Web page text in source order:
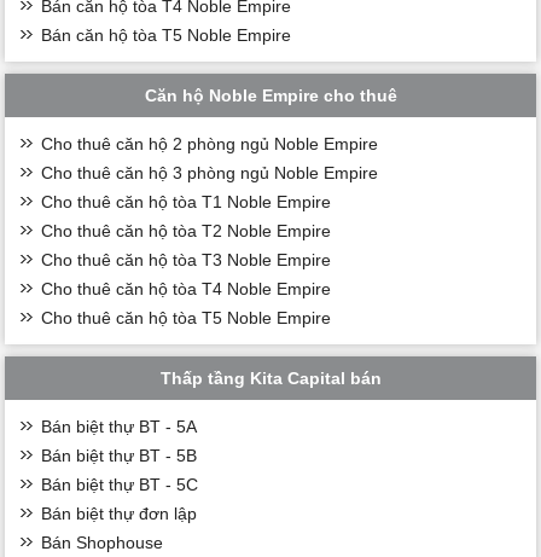
Bán căn hộ tòa T4 Noble Empire
Bán căn hộ tòa T5 Noble Empire
Căn hộ Noble Empire cho thuê
Cho thuê căn hộ 2 phòng ngủ Noble Empire
Cho thuê căn hộ 3 phòng ngủ Noble Empire
Cho thuê căn hộ tòa T1 Noble Empire
Cho thuê căn hộ tòa T2 Noble Empire
Cho thuê căn hộ tòa T3 Noble Empire
Cho thuê căn hộ tòa T4 Noble Empire
Cho thuê căn hộ tòa T5 Noble Empire
Thấp tầng Kita Capital bán
Bán biệt thự BT - 5A
Bán biệt thự BT - 5B
Bán biệt thự BT - 5C
Bán biệt thự đơn lập
Bán Shophouse